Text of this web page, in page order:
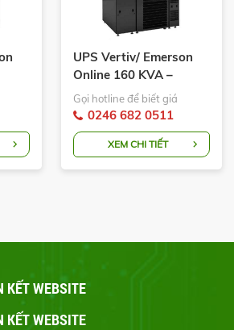
UPS Vertiv/ Emerson
Online 160 KVA –
Model: Liebert EXM
160KVA
Gọi hotline để biết giá
0246 682 0511
XEM CHI TIẾT
KẾT WEBSITE
KẾT WEBSITE